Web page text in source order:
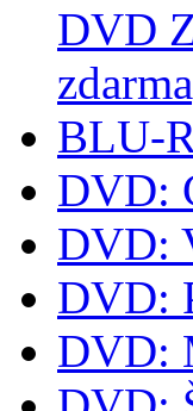
DVD
BLU-
DVD:
DVD:
DVD:
DVD: